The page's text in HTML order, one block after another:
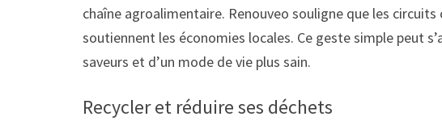
chaîne agroalimentaire. Renouveo souligne que les
soutiennent les économies locales. Ce geste simple peut
saveurs et d’un mode de vie plus sain.
Recycler et réduire ses déchets